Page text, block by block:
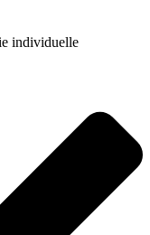
individuelle